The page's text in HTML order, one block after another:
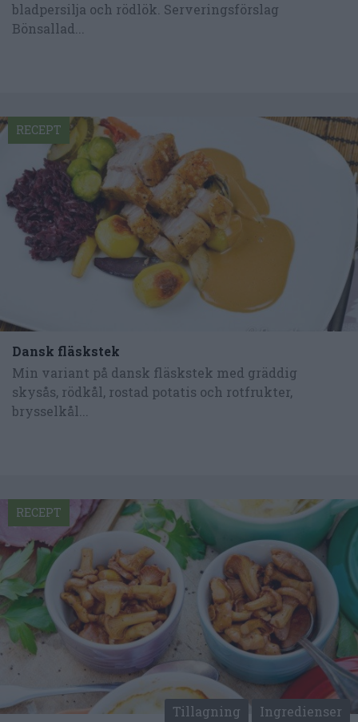
Tillagning Ingredienser
bladpersilja och rödlök. Serveringsförslag
Bönsallad...
Dansk fläskstek
Min variant på dansk fläskstek med gräddig
skysås, rödkål, rostad potatis och rotfrukter,
brysselkål...
RECEPT
RECEPT